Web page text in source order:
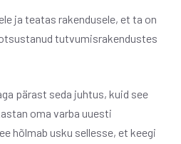
ja teatas rakendusele, et ta on
tutvumisrakendustes
pärast seda juhtus, kuid see
oma varba uuesti
hõlmab usku sellesse, et keegi